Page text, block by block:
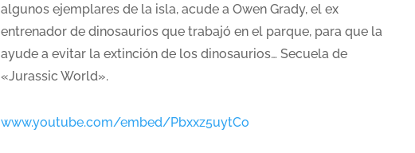
algunos ejemplares de la isla, acude a Owen Grady, el ex
entrenador de dinosaurios que trabajó en el parque, para que la
ayude a evitar la extinción de los dinosaurios… Secuela de
«Jurassic World».
www.youtube.com/embed/Pbxxz5uytCo